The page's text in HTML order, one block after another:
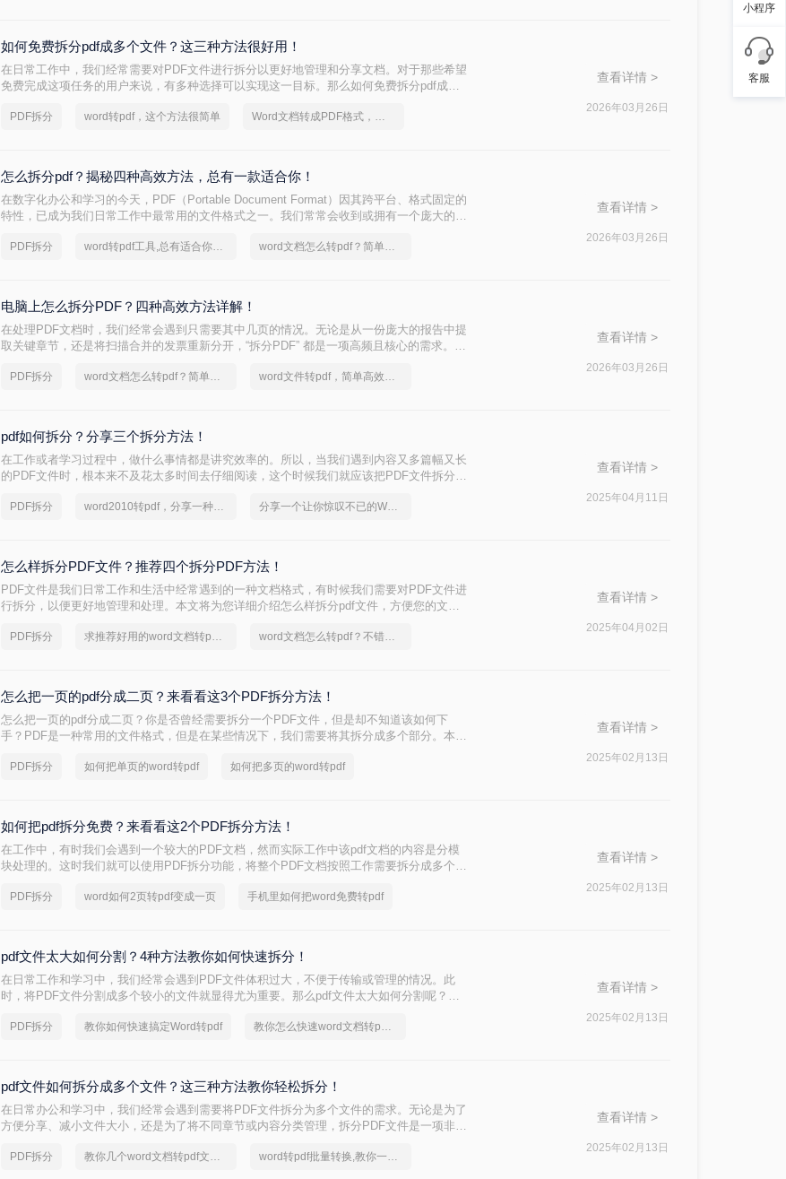
如何免费拆分pdf成多个文件？这三种方法很好用！
在日常工作中，我们经常需要对PDF文件进行拆分以更好地管理和分享文档。对于那些希望
免费完成这项任务的用户来说，有多种选择可以实现这一目标。那么如何免费拆分pdf成多
PDF拆分 word转pdf，这个方法很简单 Word文档转成PDF格式，这个方法很简单
查看详情 >
2026年03月26日
怎么拆分pdf？揭秘四种高效方法，总有一款适合你！
在数字化办公和学习的今天，PDF（Portable Document Format）因其跨平台、格式固定的
特性，已成为我们日常工作中最常用的文件格式之一。我们常常会收到或拥有一个庞大的
此时，如何从中精准、快速地提取出我们需要的部分，就成了一个亟待解决的问题。“拆分
PDF拆分 word转pdf工具,总有适合你的方法 word文档怎么转pdf？简单高效的恢复方法
查看详情 >
2026年03月26日
电脑上怎么拆分PDF？四种高效方法详解！
在处理PDF文档时，我们经常会遇到只需要其中几页的情况。无论是从一份庞大的报告中提
取关键章节，还是将扫描合并的发票重新分开，“拆分PDF” 都是一项高频且核心的需求。与
PDF拆分 word文档怎么转pdf？简单高效的恢复方法 word文件转pdf，简单高效的转换方法
查看详情 >
2026年03月26日
pdf如何拆分？分享三个拆分方法！
在工作或者学习过程中，做什么事情都是讲究效率的。所以，当我们遇到内容又多篇幅又长
的PDF文件时，根本来不及花太多时间去仔细阅读，这个时候我们就应该把PDF文件拆分成
今天我就推荐三个实用的方法来教你pdf如何拆分，让你快速提高文件处理效率。
PDF拆分 word2010转pdf，分享一种简单的方法 分享一个让你惊叹不已的Word转pdf方法
查看详情 >
2025年04月11日
怎么样拆分PDF文件？推荐四个拆分PDF方法！
PDF文件是我们日常工作和生活中经常遇到的一种文档格式，有时候我们需要对PDF文件进
行拆分，以便更好地管理和处理。本文将为您详细介绍怎么样拆分pdf文件，方便您的文档
PDF拆分 求推荐好用的word文档转pdf文件工具 word文档怎么转pdf？不错的软件推荐
查看详情 >
2025年04月02日
怎么把一页的pdf分成二页？来看看这3个PDF拆分方法！
怎么把一页的pdf分成二页？你是否曾经需要拆分一个PDF文件，但是却不知道该如何下
手？PDF是一种常用的文件格式，但是在某些情况下，我们需要将其拆分成多个部分。本文
PDF拆分 如何把单页的word转pdf 如何把多页的word转pdf
查看详情 >
2025年02月13日
如何把pdf拆分免费？来看看这2个PDF拆分方法！
在工作中，有时我们会遇到一个较大的PDF文档，然而实际工作中该pdf文档的内容是分模
块处理的。这时我们就可以使用PDF拆分功能，将整个PDF文档按照工作需要拆分成多个
免费方法，希望能给读者的工作带来方便。
PDF拆分 word如何2页转pdf变成一页 手机里如何把word免费转pdf
查看详情 >
2025年02月13日
pdf文件太大如何分割？4种方法教你如何快速拆分！
在日常工作和学习中，我们经常会遇到PDF文件体积过大，不便于传输或管理的情况。此
时，将PDF文件分割成多个较小的文件就显得尤为重要。那么pdf文件太大如何分割呢？以
题。
PDF拆分 教你如何快速搞定Word转pdf 教你怎么快速word文档转pdf文件
查看详情 >
2025年02月13日
pdf文件如何拆分成多个文件？这三种方法教你轻松拆分！
在日常办公和学习中，我们经常会遇到需要将PDF文件拆分为多个文件的需求。无论是为了
方便分享、减小文件大小，还是为了将不同章节或内容分类管理，拆分PDF文件是一项非常
松拆分PDF文件。
PDF拆分 教你几个word文档转pdf文件的方法 word转pdf批量转换,教你一招轻松找回
查看详情 >
2025年02月13日
小程序
客服